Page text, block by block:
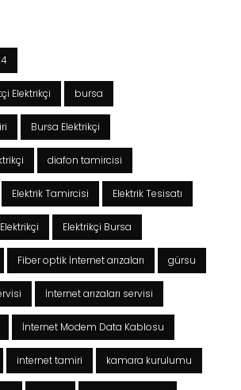
Elektrikçi bursa
Bursa Elektrikçi
diafon tamircisi
Elektrik Tamircisi Elektrik Tesisatı
Elektrikçi Elektrikçi Bursa
Fiber optik İnternet arızaları gürsu
İnternet arızaları servisi
İnternet Modem Data Kablosu
internet tamiri kamara kurulumu